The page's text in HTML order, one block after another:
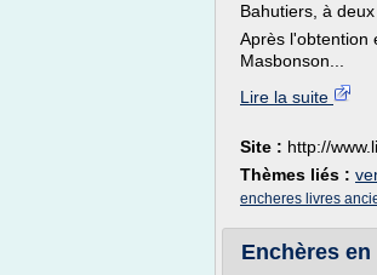
Bahutiers, à
Après l'obtention
Masbonson...
Lire la suite
Site : http://
Thèmes liés :
encheres livres
Enchères